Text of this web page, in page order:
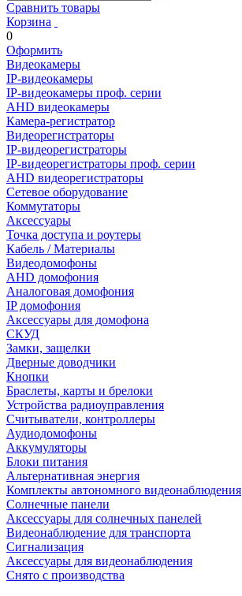
Сравнить товары
Корзина
0
Оформить
Видеокамеры
IP-видеокамеры
IP-видеокамеры проф. серии
AHD видеокамеры
Камера-регистратор
Видеорегистраторы
IP-видеорегистраторы
IP-видеорегистраторы проф. серии
AHD видеорегистраторы
Сетевое оборудование
Коммутаторы
Аксессуары
Точка доступа и роутеры
Кабель / Материалы
Видеодомофоны
AHD домофония
Аналоговая домофония
IP домофония
Аксессуары для домофона
СКУД
Замки, защелки
Дверные доводчики
Кнопки
Браслеты, карты и брелоки
Устройства радиоуправления
Считыватели, контроллеры
Аудиодомофоны
Аккумуляторы
Блоки питания
Альтернативная энергия
Комплекты автономного видеонаблюдения
Солнечные панели
Аксессуары для солнечных панелей
Видеонаблюдение для транспорта
Сигнализация
Аксессуары для видеонаблюдения
Снято с производства